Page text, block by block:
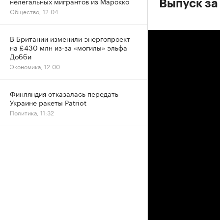
Выпуск
Общество, 12:04
В Британии изменили энергопроект
на £430 млн из-за «могилы» эльфа
Добби
Экономика, 12:00
Финляндия отказалась передать
Украине ракеты Patriot
Политика, 11:32